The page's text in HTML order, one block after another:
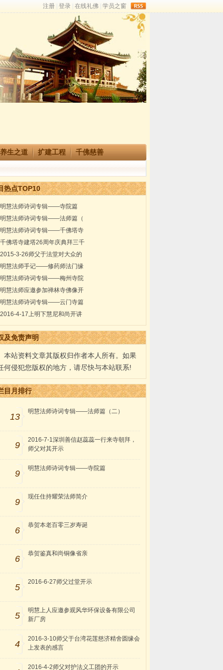
养生之道 扩建工程 千佛慈善
热点TOP10
明慧法师诗词专辑——寺院篇
明慧法师诗词专辑——法师篇（
明慧法师诗词专辑——千佛塔寺
千佛塔寺建塔26周年庆典拜三千
2015-3-26师父于法堂对大众的
明慧法师手记——修药师法门缘
明慧法师诗词专辑——梅州寺院
明慧法师应邀参加禅林寺佛像开
明慧法师诗词专辑——云门寺篇
2016-4-17上明下慧尼和尚开讲
及免责声明
本站资料文章其版权归作者本人所有。如果
何侵犯您版权的地方，请尽快与本站联系!
目月排行
13
明慧法师诗词专辑——法师篇（二）
9
2016-7-1深圳善信赵蕊蕊一行来寺朝拜，
师父对其开示
9
明慧法师诗词专辑——寺院篇
9
现任住持耀荣法师简介
6
恭贺本老百零三岁寿诞
6
恭贺鉴真和尚铜像省亲
5
2016-6-27师父过堂开示
5
明慧上人应邀参观风华环保设备有限公司
新厂房
4
2016-3-10师父于台湾花莲慈济精舍圆缘会
上发表的感言
2016-4-2师父对护法义工团的开示